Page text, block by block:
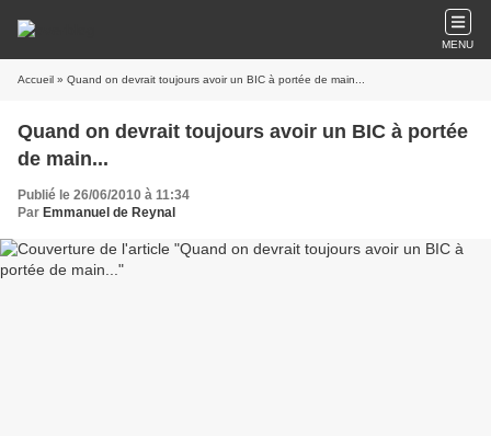
MENU
Accueil » Quand on devrait toujours avoir un BIC à portée de main...
Quand on devrait toujours avoir un BIC à portée
de main...
Publié le 26/06/2010 à 11:34
Par Emmanuel de Reynal